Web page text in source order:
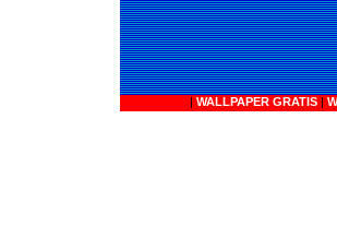
| WALLPAPER GRATIS |